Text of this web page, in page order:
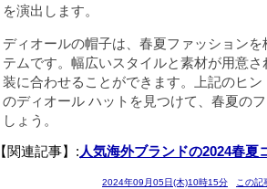
を演出します。
ディオールの帽子は、春夏ファッション
テムです。幅広いスタイルと素材が用意
装に合わせることができます。上記のヒ
のディオール ハットを見つけて、春夏の
しょう。
【関連記事】: 人気海外ブランドの2024春夏
2024年09月05日(木)10時15分 この記